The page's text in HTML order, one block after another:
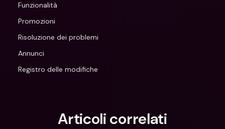
Funzionalità
Promozioni
Risoluzione dei problemi
Annunci
Registro delle modifiche
Articoli correlati